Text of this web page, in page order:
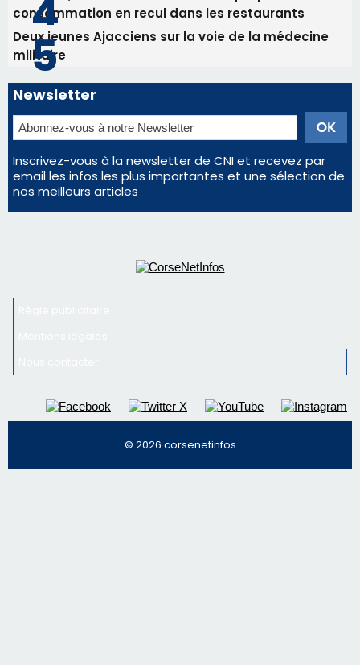
vin
En Corse, un début de saison marqué par une
consommation en recul dans les restaurants
militaire
Newsletter
Inscrivez-vous à la newsletter de CNI et recevez par
email les infos les plus importantes et une sélection de
Nous contacter